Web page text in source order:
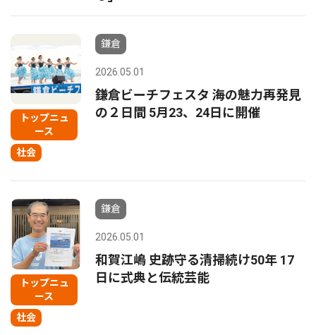
トップニュ
ース
社会
鎌倉
2026.05.01
鎌倉ビーチフェスタ 海の魅力再発見
の２日間 5月23、24日に開催
トップニュ
ース
社会
鎌倉
2026.05.01
和賀江嶋 史跡守る清掃続け50年 17
日に式典と伝統芸能